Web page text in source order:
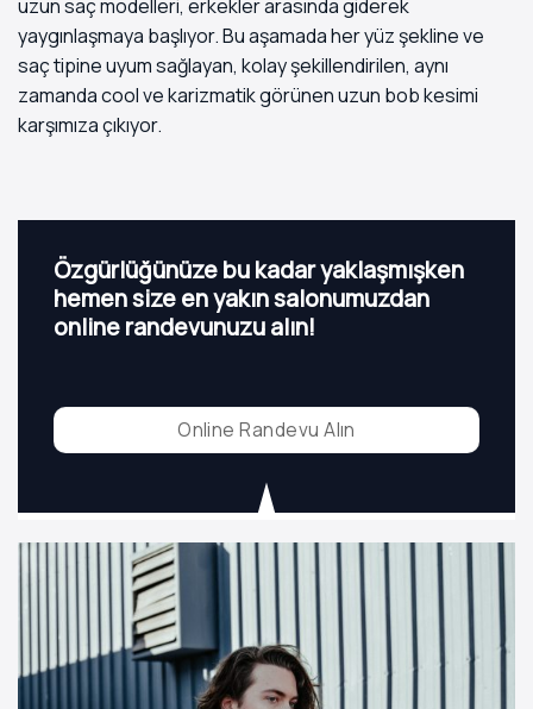
uzun saç modelleri, erkekler arasında giderek
yaygınlaşmaya başlıyor. Bu aşamada her yüz şekline ve
saç tipine uyum sağlayan, kolay şekillendirilen, aynı
zamanda cool ve karizmatik görünen uzun bob kesimi
karşımıza çıkıyor.
Özgürlüğünüze bu kadar yaklaşmışken
hemen size en yakın salonumuzdan
online randevunuzu alın!
Online Randevu Alın